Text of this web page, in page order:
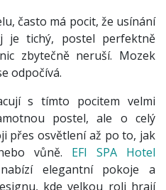
často má pocit, že usínání
je tichý, postel perfektně
zbytečně neruší. Mozek
odpočívá.
s tímto pocitem velmi
postel, ale o celý
přes osvětlení až po to, jak
vůně. EFI SPA Hotel
elegantní pokoje a
kde velkou roli hrají